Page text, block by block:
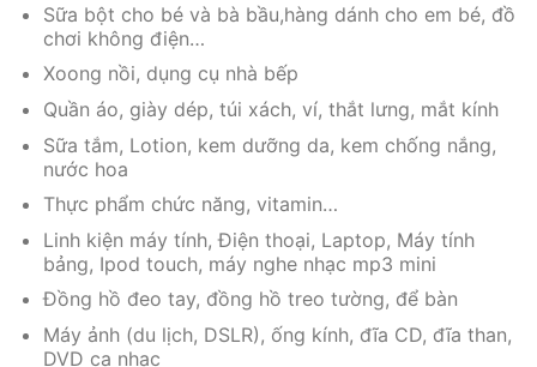
Sữa bột cho bé và bà bầu,hàng dánh cho em bé, đồ
chơi không điện…
Xoong nồi, dụng cụ nhà bếp
Quần áo, giày dép, túi xách, ví, thắt lưng, mắt kính
Sữa tắm, Lotion, kem dưỡng da, kem chống nắng,
nước hoa
Thực phẩm chức năng, vitamin…
Linh kiện máy tính, Điện thoại, Laptop, Máy tính
bảng, Ipod touch, máy nghe nhạc mp3 mini
Đồng hồ đeo tay, đồng hồ treo tường, để bàn
Máy ảnh (du lịch, DSLR), ống kính, đĩa CD, đĩa than,
DVD ca nhạc